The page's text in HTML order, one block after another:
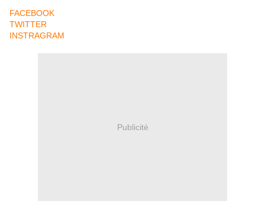
FACEBOOK
TWITTER
INSTRAGRAM
Publicité